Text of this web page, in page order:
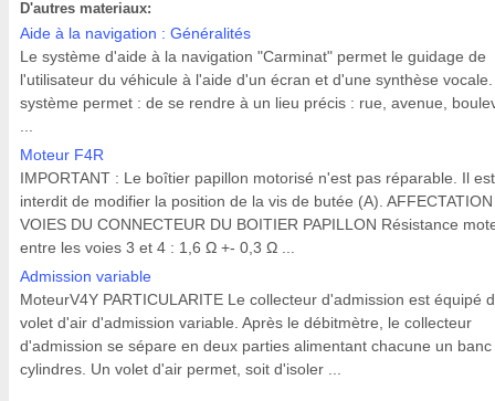
D'autres materiaux:
Aide à la navigation : Généralités
Le système d'aide à la navigation "Carminat" permet le guidage de
l'utilisateur du véhicule à l'aide d'un écran et d'une synthèse
système permet : de se rendre à un lieu précis : rue, avenue,
Moteur F4R
IMPORTANT : Le boîtier papillon motorisé n'est pas réparable. Il est
interdit de modifier la position de la vis de butée (A).
VOIES DU CONNECTEUR DU BOITIER PAPILLON Résistance
entre les voies 3 et 4 : 1,6 Ω +- 0,3 Ω ...
Admission variable
MoteurV4Y PARTICULARITE Le collecteur d'admission est équipé
volet d'air d'admission variable. Après le débitmètre, le collecteur
d'admission se sépare en deux parties alimentant chacune un banc
cylindres. Un volet d'air permet, soit d'isoler ...